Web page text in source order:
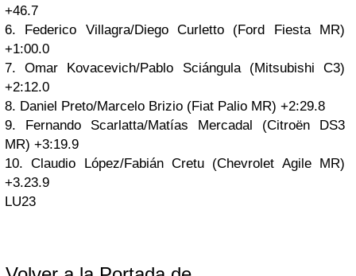
+46.7
6. Federico Villagra/Diego Curletto (Ford Fiesta MR)
+1:00.0
7. Omar Kovacevich/Pablo Sciángula (Mitsubishi C3)
+2:12.0
8. Daniel Preto/Marcelo Brizio (Fiat Palio MR) +2:29.8
9. Fernando Scarlatta/Matías Mercadal (Citroën DS3
MR) +3:19.9
10. Claudio López/Fabián Cretu (Chevrolet Agile MR)
+3.23.9
LU23